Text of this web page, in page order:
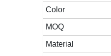
Color
MOQ
Material